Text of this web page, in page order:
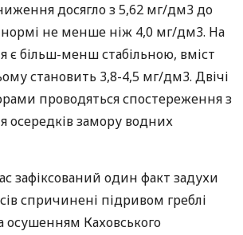
досягло з 5,62 мг/дм3 до
не менше ніж 4,0 мг/дм3. На
є більш-менш стабільною, вміст
становить 3,8-4,5 мг/дм3. Двічі
проводяться спостереження з
осередків замору водних
зафіксований один факт задухи
спричинені підривом греблі
осушенням Каховського